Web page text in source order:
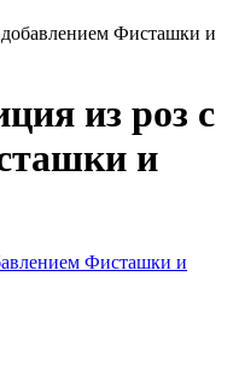
Фисташки и
из роз c
и